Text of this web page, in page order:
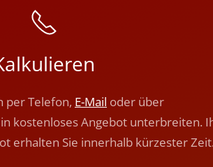
per Telefon, E-Mail oder über
kostenloses Angebot unterbreiten.
erhalten Sie innerhalb kürzester Zeit.